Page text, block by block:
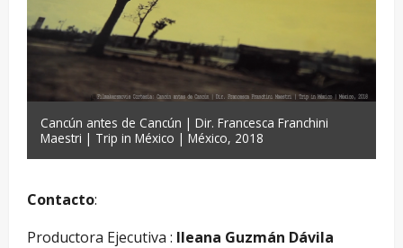
Cancún antes de Cancún | Dir. Francesca Franchini
Maestri | Trip in México | México, 2018
Contacto:
Productora Ejecutiva : Ileana Guzmán Dávila